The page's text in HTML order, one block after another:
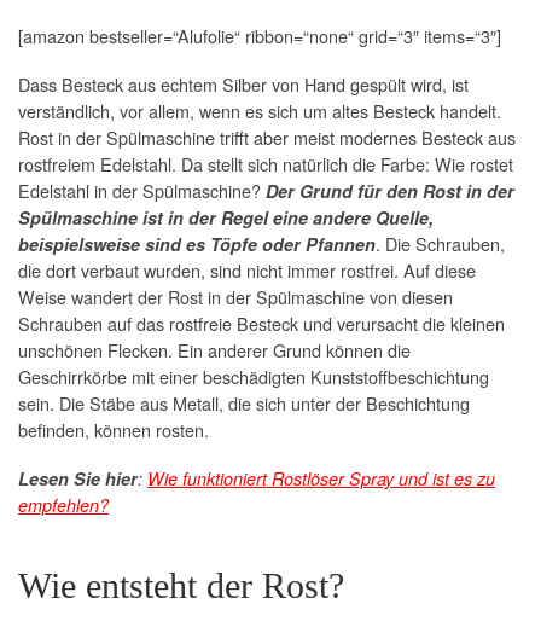
[amazon bestseller=“Alufolie“ ribbon=“none“ grid=“3″ items=“3″]
Dass Besteck aus echtem Silber von Hand gespült wird, ist
verständlich, vor allem, wenn es sich um altes Besteck handelt.
Rost in der Spülmaschine trifft aber meist modernes Besteck aus
rostfreiem Edelstahl. Da stellt sich natürlich die Farbe: Wie rostet
Edelstahl in der Spülmaschine? Der Grund für den Rost in der
Spülmaschine ist in der Regel eine andere Quelle,
beispielsweise sind es Töpfe oder Pfannen. Die Schrauben,
die dort verbaut wurden, sind nicht immer rostfrei. Auf diese
Weise wandert der Rost in der Spülmaschine von diesen
Schrauben auf das rostfreie Besteck und verursacht die kleinen
unschönen Flecken. Ein anderer Grund können die
Geschirrkörbe mit einer beschädigten Kunststoffbeschichtung
sein. Die Stäbe aus Metall, die sich unter der Beschichtung
befinden, können rosten.
Lesen Sie hier: Wie funktioniert Rostlöser Spray und ist es zu
empfehlen?
Wie entsteht der Rost?